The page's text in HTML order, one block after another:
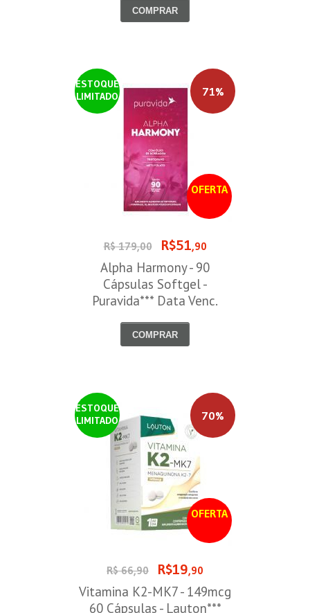
COMPRAR
ESTOQUE
LIMITADO
OFERTA
71%
R$ 179,00 R$51,90
Alpha Harmony - 90
Cápsulas Softgel -
Puravida*** Data Venc.
COMPRAR
ESTOQUE
LIMITADO
OFERTA
70%
R$ 66,90 R$19,90
Vitamina K2-MK7 - 149mcg
60 Cápsulas - Lauton***